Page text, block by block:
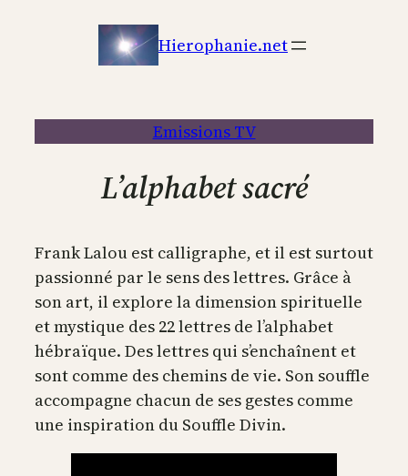
Hierophanie.net
Emissions TV
L’alphabet sacré
Frank Lalou est calligraphe, et il est surtout
passionné par le sens des lettres. Grâce à
son art, il explore la dimension spirituelle
et mystique des 22 lettres de l’alphabet
hébraïque. Des lettres qui s’enchaînent et
sont comme des chemins de vie. Son souffle
accompagne chacun de ses gestes comme
une inspiration du Souffle Divin.